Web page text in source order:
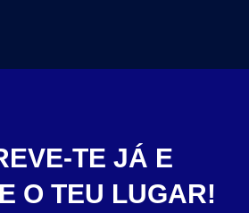
TE JÁ E
O TEU LUGAR!